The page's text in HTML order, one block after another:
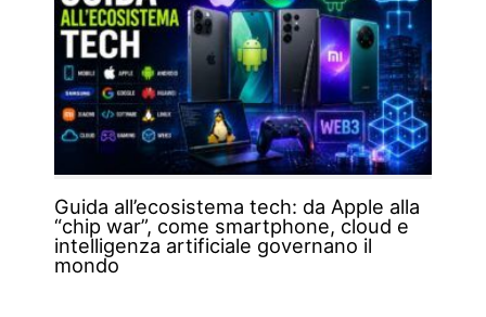
Guida all’ecosistema tech: da Apple alla
“chip war”, come smartphone, cloud e
intelligenza artificiale governano il
mondo